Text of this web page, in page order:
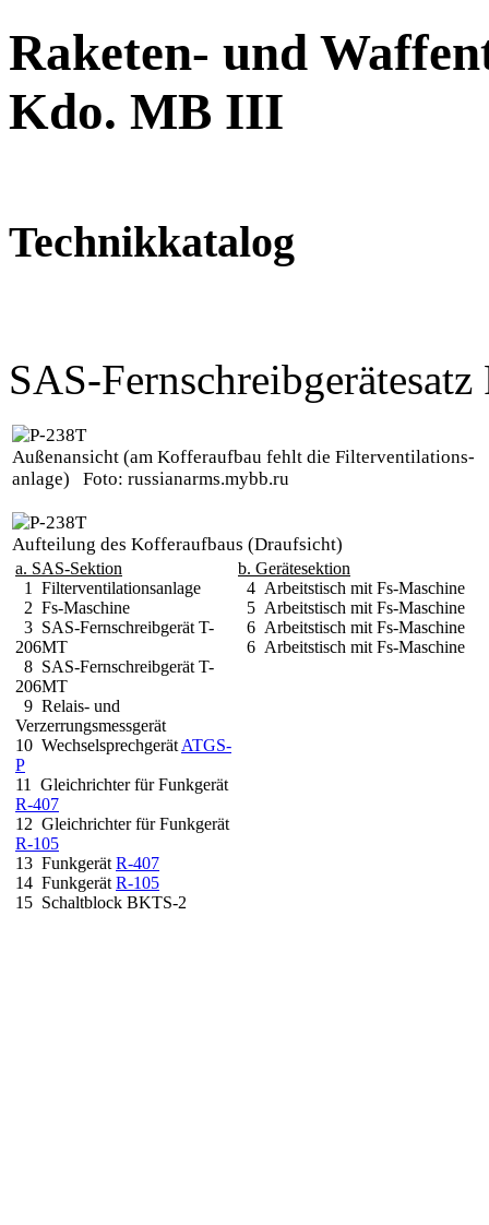
Raketen- und
Kdo. MB III
Technikkatalog
SAS-
Außenansicht (am Kofferaufbau fehlt die Filterventilations-
anlage) Foto: russianarms.mybb.ru
Aufteilung des Kofferaufbaus (Draufsicht)
a. SAS-Sektion
1 Filterventilationsanlage
2 Fs-Maschine
3 SAS-Fernschreibgerät T-
206MT
8 SAS-Fernschreibgerät T-
206MT
9 Relais- und
Verzerrungsmessgerät
10 Wechselsprechgerät ATGS-
P
11 Gleichrichter für Funkgerät
R-407
12 Gleichrichter für Funkgerät
R-105
13 Funkgerät R-407
14 Funkgerät R-105
15 Schaltblock BKTS-2
b. Gerätesektion
4 Arbeitstisch mit Fs-Maschine
5 Arbeitstisch mit Fs-Maschine
6 Arbeitstisch mit Fs-Maschine
6 Arbeitstisch mit Fs-Maschine